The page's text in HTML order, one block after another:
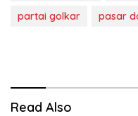
partai golkar
pasar
Read Also